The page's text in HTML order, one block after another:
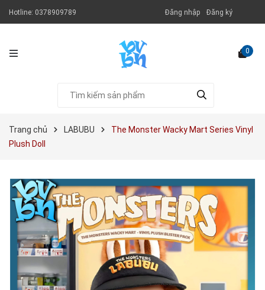
Hotline: 0378909789 Đăng nhập Đăng ký
0
Trang chủ LABUBU
The Monster Wacky Mart Series Vinyl
Plush Doll